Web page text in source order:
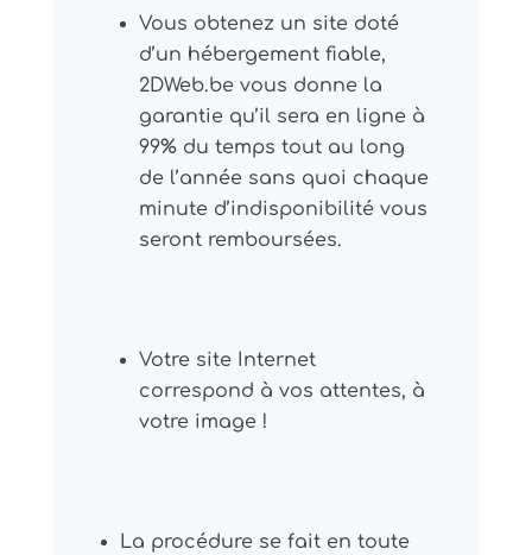
Vous obtenez un site doté
d’un hébergement fiable,
2DWeb.be vous donne la
garantie qu’il sera en ligne à
99% du temps tout au long
de l’année sans quoi chaque
minute d’indisponibilité vous
seront remboursées.
Votre site Internet
correspond à vos attentes, à
votre image !
La procédure se fait en toute